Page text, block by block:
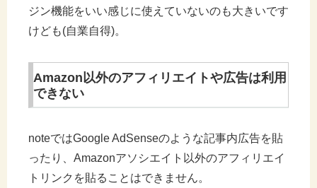
ジン機能をいい感じに使えていないのも大きいです
けども(自業自得)。
Amazon以外のアフィリエイトや広告は利用
できない
noteではGoogle AdSenseのような記事内広告を貼
ったり、Amazonアソシエイト以外のアフィリエイ
トリンクを貼ることはできません。